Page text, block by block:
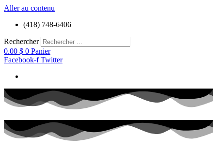
Aller au contenu
(418) 748-6406
Rechercher
0.00 $ 0 Panier
Facebook-f Twitter